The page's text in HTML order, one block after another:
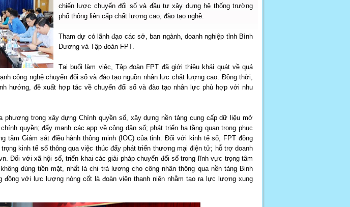
chiến lược chuyển đổi số và đầu tư xây dựng hệ thống trường
phổ thông liên cấp chất lượng cao, đào tạo nghề.
Tham dự có lãnh đạo các sở, ban ngành, doanh nghiệp tỉnh Bình
Dương và Tập đoàn FPT.
Tại buổi làm việc, Tập đoàn FPT đã giới thiệu khái quát về quá
công nghệ chuyển đổi số và đào tạo nguồn nhân lực chất lượng cao. Đồng thời,
hướng, đề xuất hợp tác về chuyển đổi số và đào tạo nhân lực phù hợp với nhu
phương trong xây dựng Chính quyền số, xây dựng nền tảng cung cấp dữ liệu mở
quyền; đẩy mạnh các app về công dân số; phát triển hạ tầng quan trọng phục
tâm Giám sát điều hành thông minh (IOC) của tỉnh. Đối với kinh tế số, FPT đồng
kinh tế số thông qua việc thúc đẩy phát triển thương mại điện tử; hỗ trợ doanh
Đối với xã hội số, triển khai các giải pháp chuyển đổi số trong lĩnh vực trọng tâm
dùng tiền mặt, nhất là chi trả lương cho công nhân thông qua nền tảng Binh
đồng với lực lượng nòng cốt là đoàn viên thanh niên nhằm tạo ra lực lượng xung